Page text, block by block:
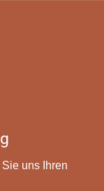
uns Ihren